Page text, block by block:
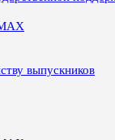
выпускников